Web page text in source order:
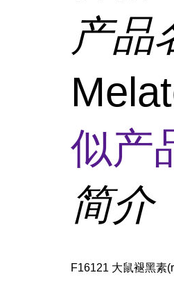
产品
似产
简介
F16121 大鼠褪黑素